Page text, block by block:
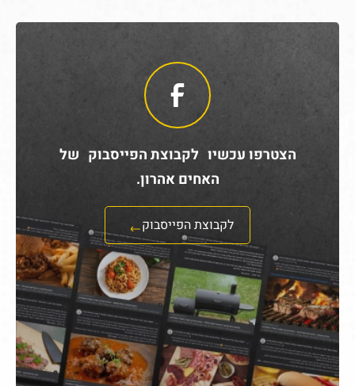
הצטרפו עכשיו לקבוצת הפייסבוק של
האחים אהרון.
לקבוצת הפייסבוק